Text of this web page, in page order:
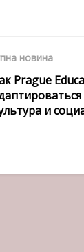
новина
Prague
и